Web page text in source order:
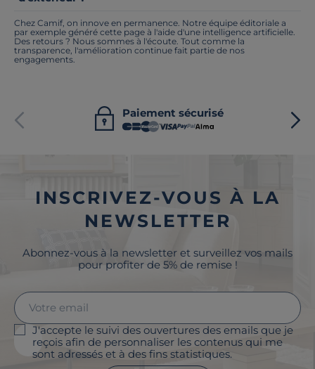
Chez Camif, on innove en permanence. Notre équipe éditoriale a
par exemple généré cette page à l'aide d'une intelligence artificielle.
Des retours ? Nous sommes à l'écoute. Tout comme la
transparence, l'amélioration continue fait partie de nos
engagements.
Paiement sécurisé
INSCRIVEZ-VOUS À LA
NEWSLETTER
Abonnez-vous à la newsletter et surveillez vos mails
pour profiter de 5% de remise !
J'accepte le suivi des ouvertures des emails que je
reçois afin de personnaliser les contenus qui me
sont adressés et à des fins statistiques.